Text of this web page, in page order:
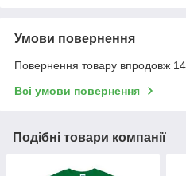
Умови повернення
Повернення товару впродовж 14
Всі умови повернення
Подібні товари компанії